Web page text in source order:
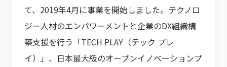
て、2019年4月に事業を開始しました。テクノロ
ジー人材のエンパワーメントと企業のDX組織構
築支援を行う「TECH PLAY（テック プレ
イ）」、日本最大級のオープンイノベーションプ